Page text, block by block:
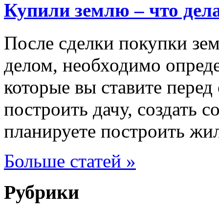
Купили землю – что
После сделки покупки
делом, необходимо
которые вы ставите
построить дачу, создать
планируете построить
Больше статей »
Рубрики